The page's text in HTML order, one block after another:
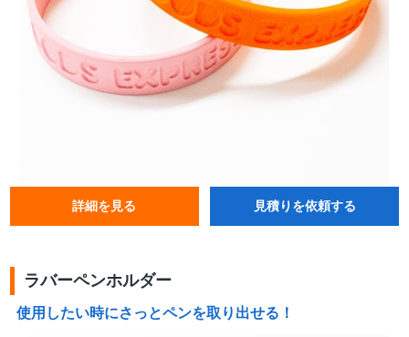
詳細を見る 見積りを依頼する
ラバーペンホルダー
使用したい時にさっとペンを取り出せる！